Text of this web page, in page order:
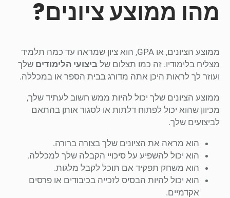
מהו ממוצע ציונים?
ממוצע הציונים, או GPA, הוא ציון שמראה עד כמה תלמיד
מצליח בלימודיו. זה כמו תצלום של ביצועי הלימודים שלך
ועוזר לך לראות היכן אתה מדורג בבית הספר או במכללה.
ממוצע הציונים שלך יכול להיות ממש חשוב לעתיד שלך,
מכיוון שהוא יכול לפתוח דלתות או לסגור אותן בהתאם
לביצועים שלך.
הוא מראה את הציונים שלך בצורה ברורה.
הוא יכול להשפיע על סיכויי הקבלה שלך למכללה.
הוא משחק תפקיד אם תוכל לקבל מלגות.
הוא יכול להיות הבסיס לזכייה בכיבודים או פרסים
אקדמיים.